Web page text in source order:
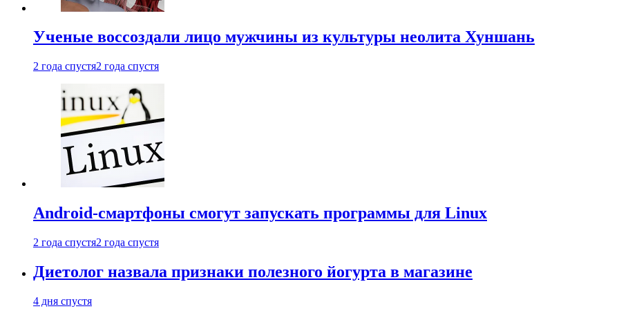
Ученые воссоздали лицо мужчины из культуры неолита Хуншань
2 года спустя2 года спустя
Android-смартфоны смогут запускать программы для Linux
2 года спустя2 года спустя
Диетолог назвала признаки полезного йогурта в магазине
4 дня спустя